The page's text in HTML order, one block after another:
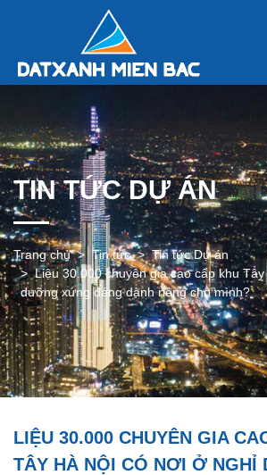
TIN TỨC DỰ ÁN
Trang chủ Tin tức
Tin tức Dự án
Liệu 30.000 chuyên gia cao cấp khu
dưỡng xứng đáng dành riêng cho mình?
LIỆU 30.000 CHUYÊN GIA
TÂY HÀ NỘI CÓ NƠI Ở NGHỈ